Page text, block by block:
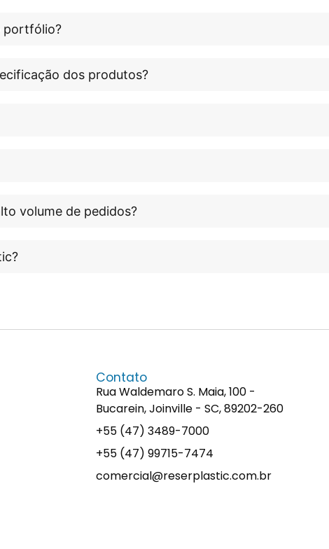
portfólio?
dos produtos?
volume de pedidos?
Contato
Rua Waldemaro S. Maia, 100 -
Bucarein, Joinville - SC, 89202-260
+55 (47) 3489-7000
+55 (47) 99715-7474
comercial@reserplastic.com.br